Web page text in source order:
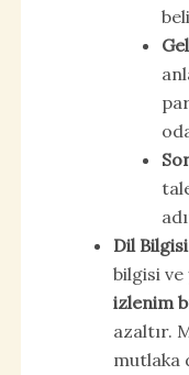
Dil
bilgisi ve
izlenim
azaltır.
mutlaka